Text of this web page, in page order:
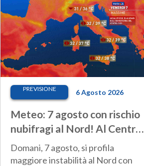
PREVISIONE 6 Agosto 2026
Meteo: 7 agosto con rischio
nubifragi al Nord! Al Centro-
Sud caldo estremo
Domani, 7 agosto, si profila
maggiore instabilità al Nord con